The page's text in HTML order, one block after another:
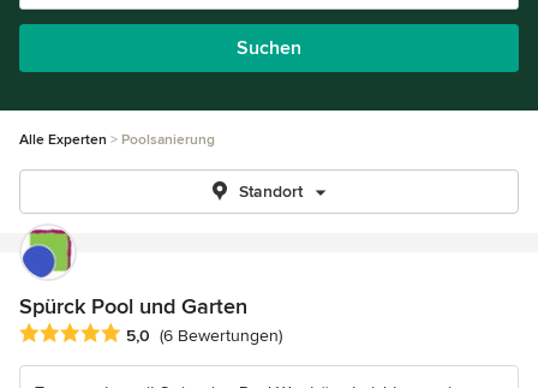
Suchen
Alle Experten Poolsanierung
Standort
Spürck Pool und Garten
Durchschnittliche Bewertung: 5 von 5 Sternen
5,0 (6 Bewertungen)